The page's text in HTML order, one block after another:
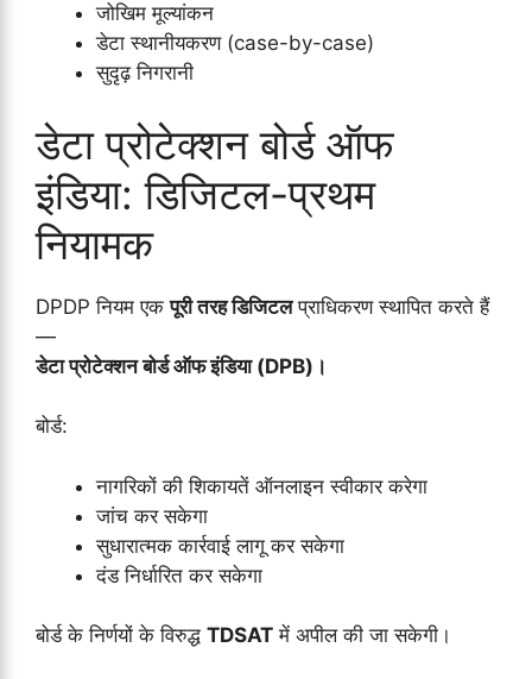
जोखिम मूल्यांकन
डेटा स्थानीयकरण (case-by-case)
सुदृढ़ निगरानी
डेटा प्रोटेक्शन बोर्ड ऑफ
इंडिया: डिजिटल-प्रथम
नियामक
DPDP नियम एकपूरी तरह डिजिटलप्राधिकरण स्थापित करते हैं
—
डेटा प्रोटेक्शन बोर्ड ऑफ इंडिया (DPB)।
बोर्ड:
नागरिकों की शिकायतें ऑनलाइन स्वीकार करेगा
जांच कर सकेगा
सुधारात्मक कार्रवाई लागू कर सकेगा
दंड निर्धारित कर सकेगा
बोर्ड के निर्णयों के विरुद्ध TDSAT में अपील की जा सकेगी।